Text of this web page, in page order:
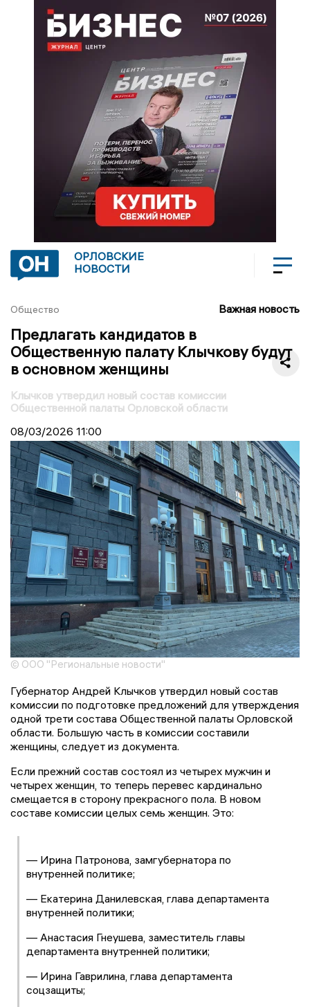
ОРЛОВСКИЕ
НОВОСТИ
Общество Важная новость
Предлагать кандидатов в
Общественную палату Клычкову будут
в основном женщины
Клычков утвердил новый состав комиссии
Общественной палаты Орловской области
08/03/2026 11:00
© ООО "Региональные новости"
Губернатор Андрей Клычков утвердил новый состав
комиссии по подготовке предложений для утверждения
одной трети состава Общественной палаты Орловской
области. Большую часть в комиссии составили
женщины, следует из документа.
Если прежний состав состоял из четырех мужчин и
четырех женщин, то теперь перевес кардинально
смещается в сторону прекрасного пола. В новом
составе комиссии целых семь женщин. Это:
— Ирина Патронова, замгубернатора по
внутренней политике;
— Екатерина Данилевская, глава департамента
внутренней политики;
— Анастасия Гнеушева, заместитель главы
департамента внутренней политики;
— Ирина Гаврилина, глава департамента
соцзащиты;